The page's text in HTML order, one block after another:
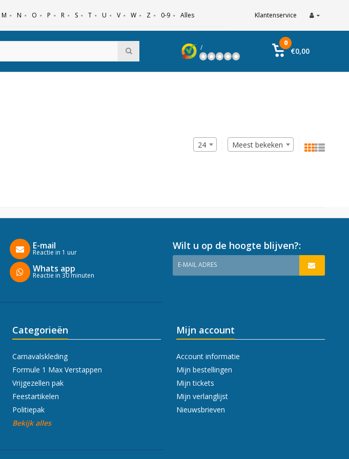
M N O P R S T U V W Z 0-9 Alles Klantenservice
/
0
€0,00
Meest bekeken
24
E-mail
Reactie in 1 uur
Whats app
Reactie in 30 minuten
Wilt u op de hoogte blijven?:
E-MAIL ADRES
Categorieën
Carnavalskleding
Formule 1 Max Verstappen
Vrijgezellen pak
Feestartikelen
Politiepak
Bekijk alles
Mijn account
Account informatie
Mijn bestellingen
Mijn tickets
Mijn verlanglijst
Nieuwsbrieven